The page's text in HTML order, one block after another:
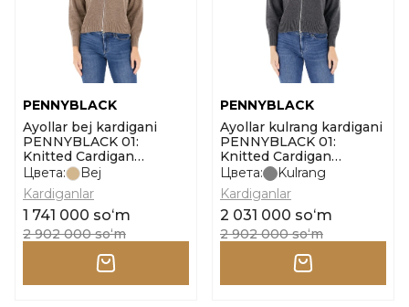
PENNYBLACK
Ayollar bej kardigani
PENNYBLACK 01:
Knitted Cardigan
Antares o'lcham m
Цвета:
Bej
Kardiganlar
1 741 000 soʻm
2 902 000 soʻm
PENNYBLACK
Ayollar kulrang kardigani
PENNYBLACK 01:
Knitted Cardigan
Antares o'lcham m
Цвета:
Kulrang
Kardiganlar
2 031 000 soʻm
2 902 000 soʻm